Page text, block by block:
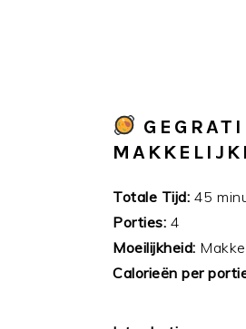
Totale Tijd: 45
Porties: 4
Moeilijkheid:
Calorieën per